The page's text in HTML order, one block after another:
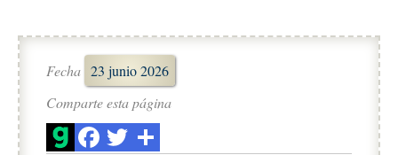
Fecha 23 junio 2026
Comparte esta página